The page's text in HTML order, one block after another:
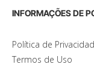
INFORMAÇÕES DE
Política de
Termos de Uso